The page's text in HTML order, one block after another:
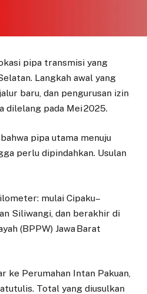
pipa transmisi yang
Langkah awal yang
baru, dan pengurusan izin
dilelang pada Mei 2025.
pipa utama menuju
perlu dipindahkan. Usulan
mulai Cipaku–
Siliwangi, dan berakhir di
(BPPW) Jawa Barat
ke Perumahan Intan Pakuan,
Total yang diusulkan